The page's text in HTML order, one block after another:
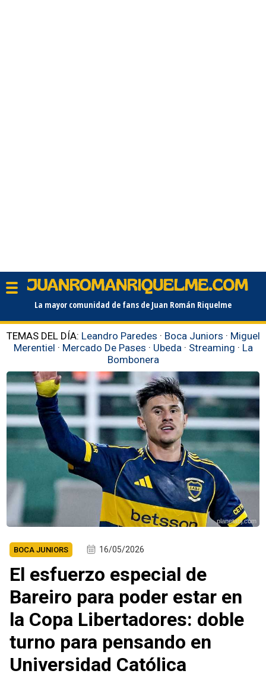
La mayor comunidad de fans de Juan Román Riquelme
TEMAS DEL DÍA: Leandro Paredes · Boca Juniors · Miguel
Merentiel · Mercado De Pases · Ubeda · Streaming · La
Bombonera
planetabj.com
BOCA JUNIORS 16/05/2026
El esfuerzo especial de
Bareiro para poder estar en
la Copa Libertadores: doble
turno para pensando en
Universidad Católica